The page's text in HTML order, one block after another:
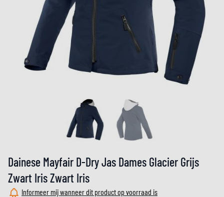
Dainese Mayfair D-Dry Jas Dames Glacier Grijs
Zwart Iris Zwart Iris
Informeer mij wanneer dit product op voorraad is